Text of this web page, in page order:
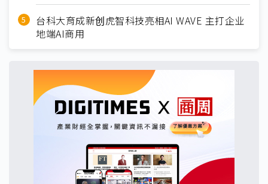
台科大育成新创虎智科技亮相AI WAVE 主打企业
地端AI商用